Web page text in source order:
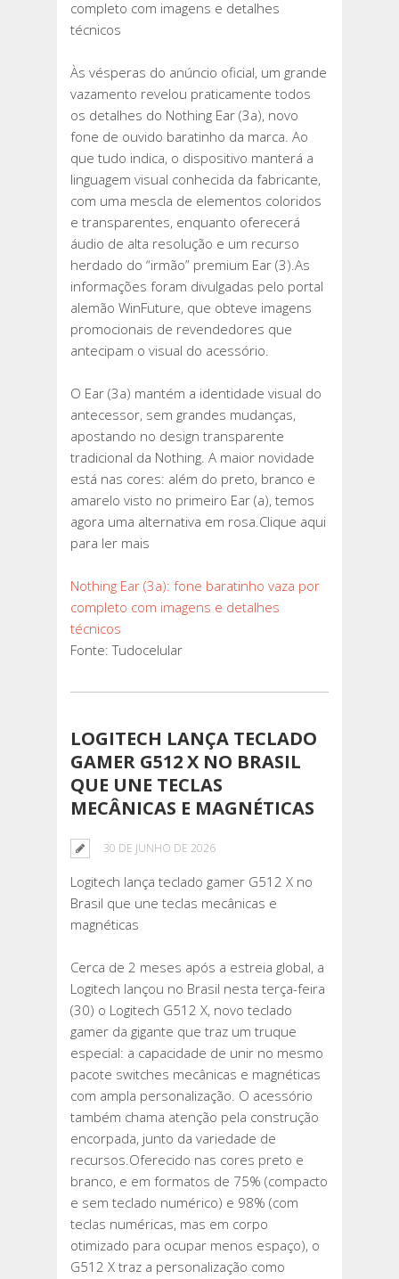
completo com imagens e detalhes
técnicos
Às vésperas do anúncio oficial, um grande
vazamento revelou praticamente todos
os detalhes do Nothing Ear (3a), novo
fone de ouvido baratinho da marca. Ao
que tudo indica, o dispositivo manterá a
linguagem visual conhecida da fabricante,
com uma mescla de elementos coloridos
e transparentes, enquanto oferecerá
áudio de alta resolução e um recurso
herdado do “irmão” premium Ear (3).As
informações foram divulgadas pelo portal
alemão WinFuture, que obteve imagens
promocionais de revendedores que
antecipam o visual do acessório.
O Ear (3a) mantém a identidade visual do
antecessor, sem grandes mudanças,
apostando no design transparente
tradicional da Nothing. A maior novidade
está nas cores: além do preto, branco e
amarelo visto no primeiro Ear (a), temos
agora uma alternativa em rosa.Clique aqui
para ler mais
Nothing Ear (3a): fone baratinho vaza por
completo com imagens e detalhes
técnicos
Fonte: Tudocelular
LOGITECH LANÇA TECLADO
GAMER G512 X NO BRASIL
QUE UNE TECLAS
MECÂNICAS E MAGNÉTICAS
30 DE JUNHO DE 2026
Logitech lança teclado gamer G512 X no
Brasil que une teclas mecânicas e
magnéticas
Cerca de 2 meses após a estreia global, a
Logitech lançou no Brasil nesta terça-feira
(30) o Logitech G512 X, novo teclado
gamer da gigante que traz um truque
especial: a capacidade de unir no mesmo
pacote switches mecânicas e magnéticas
com ampla personalização. O acessório
também chama atenção pela construção
encorpada, junto da variedade de
recursos.Oferecido nas cores preto e
branco, e em formatos de 75% (compacto
e sem teclado numérico) e 98% (com
teclas numéricas, mas em corpo
otimizado para ocupar menos espaço), o
G512 X traz a personalização como